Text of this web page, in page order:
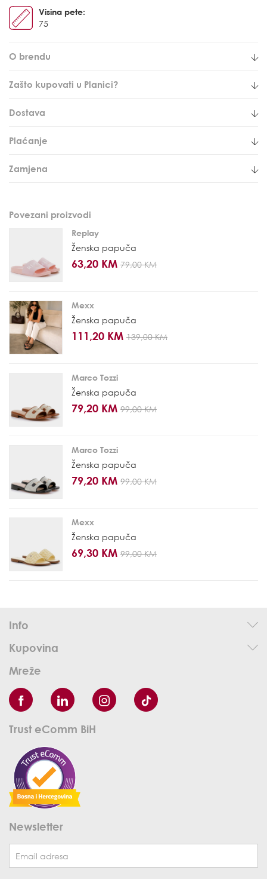
Visina pete:
75
O brendu
Zašto kupovati u Planici?
Dostava
Plaćanje
Zamjena
Povezani proizvodi
Replay
Ženska papuča
63,20 KM 79,00 KM
Mexx
Ženska papuča
111,20 KM 139,00 KM
Marco Tozzi
Ženska papuča
79,20 KM 99,00 KM
Marco Tozzi
Ženska papuča
79,20 KM 99,00 KM
Mexx
Ženska papuča
69,30 KM 99,00 KM
Info
Kupovina
Mreže
Trust eComm BiH
Newsletter